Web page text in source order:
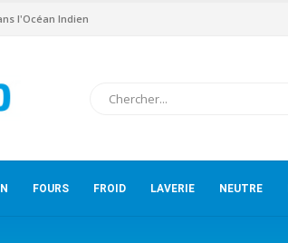
l'Océan Indien
FOURS FROID LAVERIE NEUTRE